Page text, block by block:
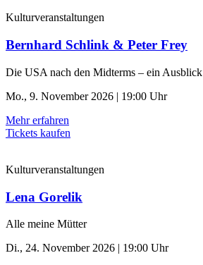
Kulturveranstaltungen
Bernhard Schlink & Peter Frey
Die USA nach den Midterms – ein Ausblick
Mo., 9. November 2026 | 19:00 Uhr
Mehr erfahren
Tickets kaufen
Kulturveranstaltungen
Lena Gorelik
Alle meine Mütter
Di., 24. November 2026 | 19:00 Uhr